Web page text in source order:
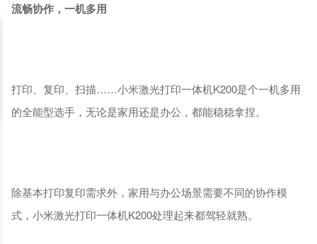
流畅协作，一机多用
打印、复印、扫描……小米激光打印一体机K200是个一机多用
的全能型选手，无论是家用还是办公，都能稳稳拿捏。
除基本打印复印需求外，家用与办公场景需要不同的协作模
式，小米激光打印一体机K200处理起来都驾轻就熟。